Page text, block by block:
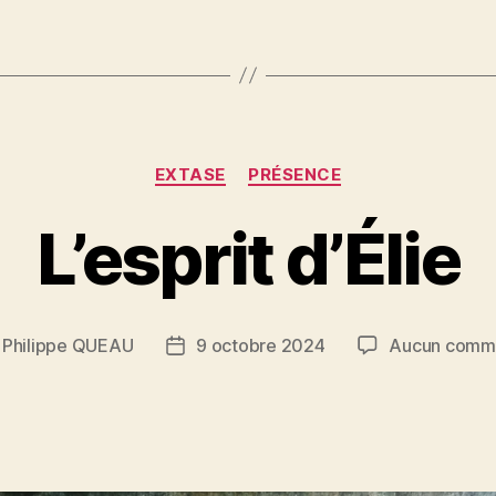
Catégories
EXTASE PRÉSENCE
L’esprit d’Élie
Philippe QUEAU
Date9 octobre 2024 Aucun